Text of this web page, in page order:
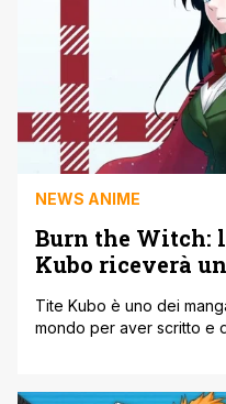
NEWS ANIME
Burn the Witch:
Kubo riceverà
Tite Kubo è uno dei
mondo per aver scritto e
con il presente articolo